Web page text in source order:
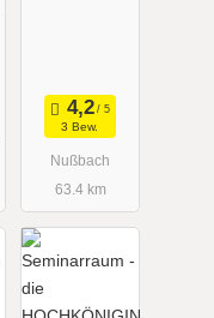
3 Bew.
Nußbach
63.4 km